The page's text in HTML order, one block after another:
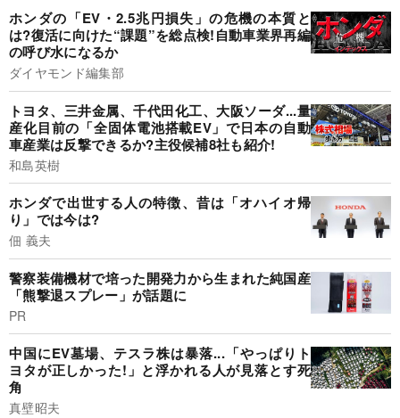
ホンダの「EV・2.5兆円損失」の危機の本質と
は?復活に向けた“課題”を総点検!自動車業界再編
の呼び水になるか
ダイヤモンド編集部
トヨタ、三井金属、千代田化工、大阪ソーダ...量
産化目前の「全固体電池搭載EV」で日本の自動
車産業は反撃できるか?主役候補8社も紹介!
和島英樹
ホンダで出世する人の特徴、昔は「オハイオ帰
り」では今は?
佃 義夫
警察装備機材で培った開発力から生まれた純国産
「熊撃退スプレー」が話題に
PR
中国にEV墓場、テスラ株は暴落...「やっぱりト
ヨタが正しかった!」と浮かれる人が見落とす死
角
真壁昭夫